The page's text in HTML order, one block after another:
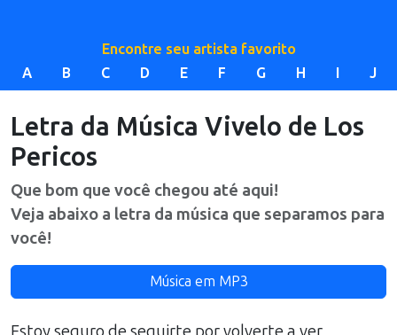
Encontre seu artista favorito
A
B C D E F G H I J
Letra da Música Vivelo de Los
Pericos
Que bom que você chegou até aqui!
Veja abaixo a letra da música que separamos para
você!
Música em MP3